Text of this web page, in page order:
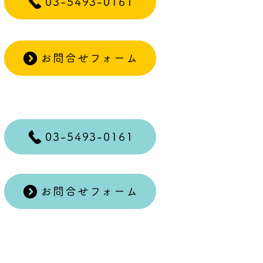
お問合せフォーム
03-5493-0161
お問合せフォーム